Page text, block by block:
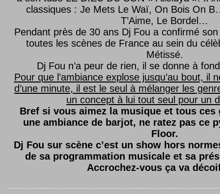
classiques : Je Mets Le Waï, On Bois On
T’Aime, Le Bordel…
Pendant près de 30 ans Dj Fou a confirmé son
toutes les scènes de France au sein du
Métissé.
Dj Fou n’a peur de rien, il se donne à
Pour que l’ambiance explose jusqu’au bout, il
d’une minute, il est le seul à mélanger les
un concept à lui tout seul pour un
Bref si vous aimez la musique et tous ces
une ambiance de barjot, ne ratez pas ce
Floor.
Dj Fou sur scène c’est un show hors
de sa programmation musicale et sa
Accrochez-vous ça va